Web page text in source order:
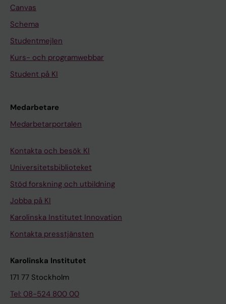
Canvas
Schema
Studentmejlen
Kurs- och programwebbar
Student på KI
Medarbetare
Medarbetarportalen
Kontakta och besök KI
Universitetsbiblioteket
Stöd forskning och utbildning
Jobba på KI
Karolinska Institutet Innovation
Kontakta presstjänsten
Karolinska Institutet
171 77 Stockholm
Tel: 08-524 800 00